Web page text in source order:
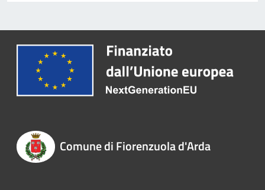
Comune di Fiorenzuola d'Arda